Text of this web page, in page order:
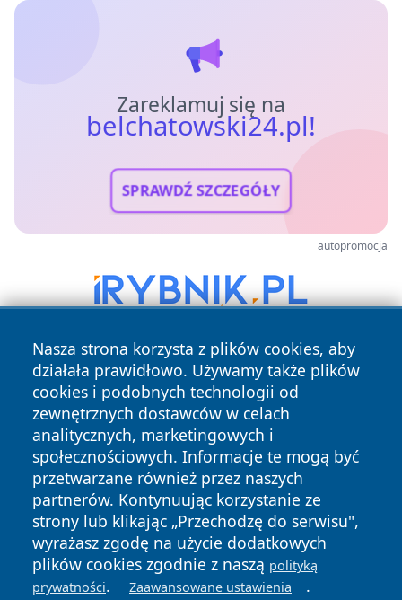
Zareklamuj się na
belchatowski24.pl!
SPRAWDŹ SZCZEGÓŁY
autopromocja
Nasza strona korzysta z plików cookies, aby
działała prawidłowo. Używamy także plików
cookies i podobnych technologii od
zewnętrznych dostawców w celach
analitycznych, marketingowych i
społecznościowych. Informacje te mogą być
przetwarzane również przez naszych
partnerów. Kontynuując korzystanie ze
strony lub klikając „Przechodzę do serwisu",
wyrażasz zgodę na użycie dodatkowych
plików cookies zgodnie z naszą polityką
prywatności. Zaawansowane ustawienia .
Copyright © 2026 belchatowski24.pl Wszystkie prawa
zastrzeżone.
News Autorzy
Polityka
Prywatności
Polityka
Cookies